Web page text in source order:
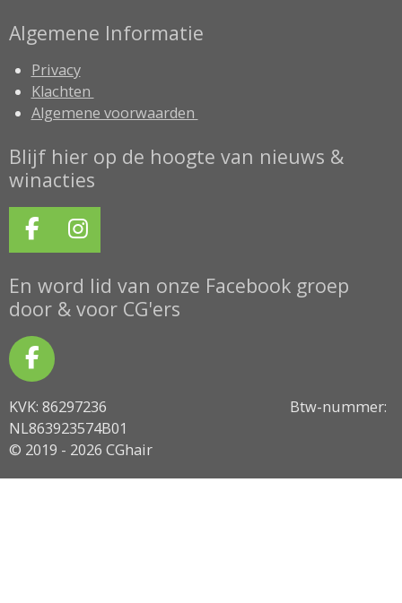
Algemene Informatie
Privacy
Klachten
Algemene voorwaarden
Blijf hier op de hoogte van nieuws &
winacties
F
a
c
e
b
o
o
k
I
n
s
t
a
m
En word lid van onze Facebook groep
door & voor CG'ers
F
a
c
e
b
o
KVK: 86297236 Btw-nummer:
NL863923574B01
© 2019 - 2026 CGhair